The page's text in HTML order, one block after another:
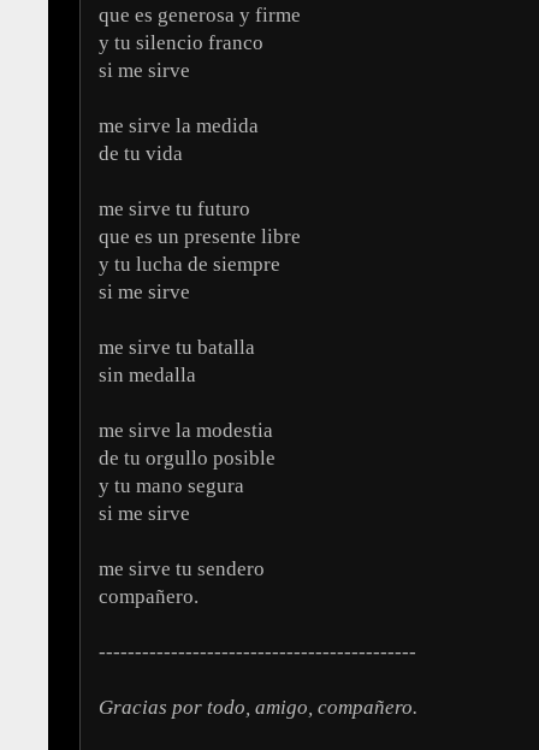
que es generosa y firme
y tu silencio franco
si me sirve
me sirve la medida
de tu vida
me sirve tu futuro
que es un presente libre
y tu lucha de siempre
si me sirve
me sirve tu batalla
sin medalla
me sirve la modestia
de tu orgullo posible
y tu mano segura
si me sirve
me sirve tu sendero
compañero.
--------------------------------------------
Gracias por todo, amigo, compañero.